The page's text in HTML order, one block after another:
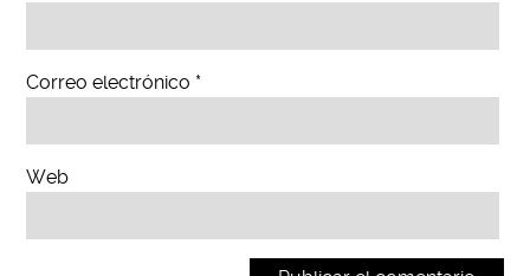
Correo electrónico *
Web